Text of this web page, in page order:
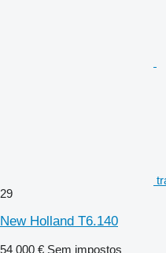
29
New Holland T6.140
54 000 € Sem impostos